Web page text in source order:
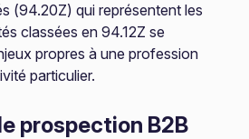
(94.20Z) qui représentent les
classées en 94.12Z se
propres à une profession
particulier.
prospection B2B